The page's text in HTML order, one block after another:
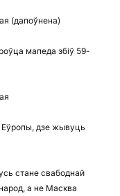
(дапоўнена)
мапеда збіў 59-
дзе жывуць
стане свабоднай
а не Масква